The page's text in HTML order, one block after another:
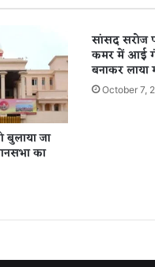
बुलाया जा
का
सांसद सरोज
कमर में आई
बनाकर लाया
October 7,